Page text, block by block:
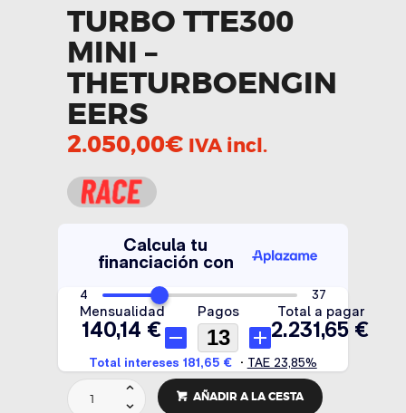
TURBO TTE300
MINI –
THETURBOENGIN
EERS
2.050,00€ IVA incl.
Turbo
TTE300
AÑADIR A LA CESTA